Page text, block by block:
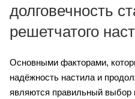
долговечность
решетчатого
Основными факторами,
надёжность настила и
являются правильный выбор